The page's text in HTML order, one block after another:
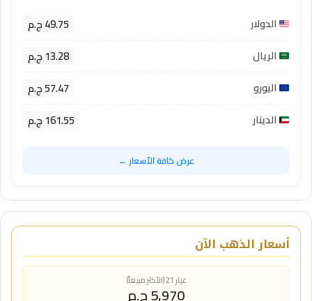
الدولار 49.75 ج.م
الريال 13.28 ج.م
اليورو 57.47 ج.م
الدينار 161.55 ج.م
عرض كافة الأسعار ←
أسعار الذهب الآن
عيار 21 (الأكثر مبيعاً)
5,970 ج.م